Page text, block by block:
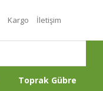
Kargo İletişim
Toprak Gübre